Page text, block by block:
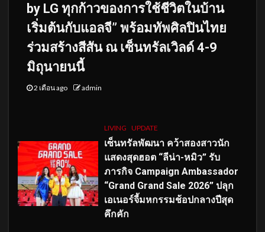
by LG ทุกก้าวของการใช้ชีวิตในบ้าน
เริ่มต้นกับแอลจี” พร้อมทัพศิลปินไทย
ร่วมสร้างสีสัน ณ เซ็นทรัลเวิลด์ 4-9
มิถุนายนนี้
2 เดือน ago admin
LIVING UPDATE
เซ็นทรัลพัฒนา คว้าสองสาวนัก
แสดงสุดฮอต “ลีน่า-หมิว” รับ
ภารกิจ Campaign Ambassador
“Grand Grand Sale 2026” ปลุก
เอเนอร์จี้มหกรรมช้อปกลางปีสุด
คึกคัก